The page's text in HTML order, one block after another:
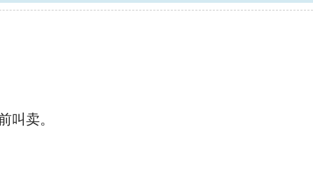
叫卖。